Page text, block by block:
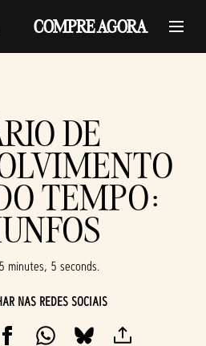
COMPRE AGORA
DE
TEMPO:
5 minutes, 5 seconds
NAS REDES SOCIAIS